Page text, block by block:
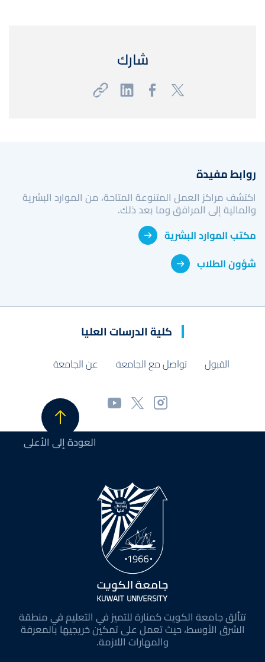
شارك
روابط مفيدة
اكتشف مراكز العمل المتنوعة المتاحة، من الموارد البشرية
والمالية إلى المرافق وما بعد ذلك.
مكتب الموارد البشرية
شؤون الطلاب
كلية الدرسات العليا
القبول تواصل مع الجامعة عن الجامعة
العودة إلى الأعلى
تتألق جامعة الكويت كمنارة للتميز في التعليم في منطقة
الشرق الأوسط، حيث تعمل على تمكين خريجيها بالمعرفة
والمهارات اللازمة.